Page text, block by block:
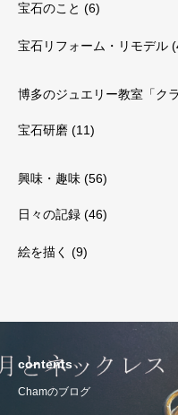
宝石のこと (6)
宝石リフォーム・リモデル
博多のジュエリー教室「ク
宝石研磨 (11)
興味・趣味 (56)
日々の記録 (46)
絵を描く (9)
contents
Chamのブログ